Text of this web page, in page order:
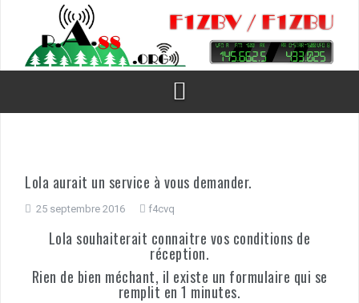
Lola aurait un service à vous demander.
25 septembre 2016 f4cvq
Lola souhaiterait connaitre vos conditions de
réception.
Rien de bien méchant, il existe un formulaire qui se
remplit en 1 minutes.